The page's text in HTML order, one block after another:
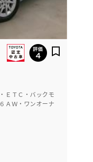
ＥＴＣ・バックモ
ＡＷ・ワンオーナ